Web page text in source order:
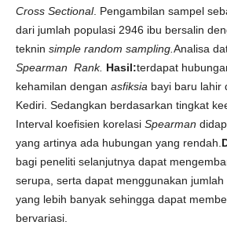
Cross Sectional. Pengambilan sampel
dari jumlah populasi 2946 ibu bersalin
teknin simple random sampling. Analisa
Spearman Rank. Hasil:terdapat
kehamilan dengan asfiksia bayi baru lahir
Kediri. Sedangkan berdasarkan tingkat
Interval koefisien korelasi Spearman
yang artinya ada hubungan yang rendah.
bagi peneliti selanjutnya dapat
serupa, serta dapat menggunakan
yang lebih banyak sehingga dapat
bervariasi.